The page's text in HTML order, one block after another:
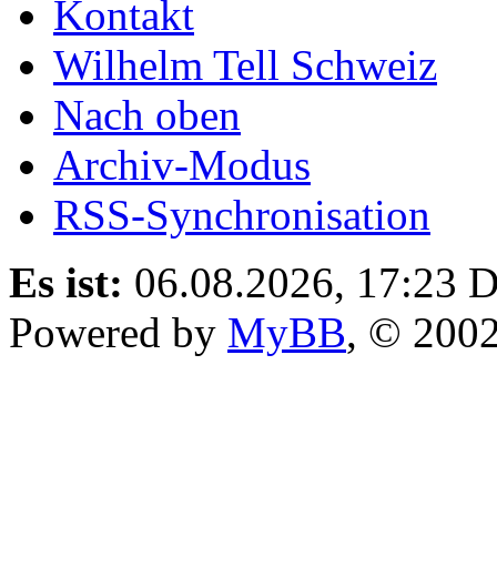
Kontakt
Wilhelm Tell Schweiz
Nach oben
Archiv-Modus
RSS-Synchronisation
Es ist: 06.08.2026, 17:23
Powered by MyBB, ©